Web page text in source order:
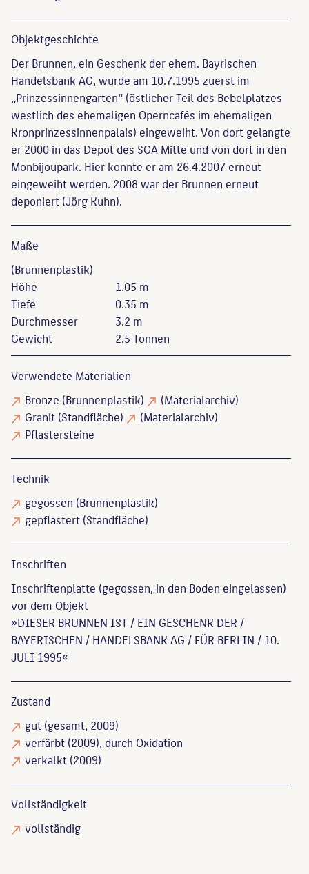
Objekt­geschichte
Der Brunnen, ein Geschenk der ehem. Bayrischen
Handelsbank AG, wurde am 10.7.1995 zuerst im
„Prinzessinnengarten“ (östlicher Teil des Bebelplatzes
westlich des ehemaligen Operncafés im ehemaligen
Kronprinzessinnenpalais) eingeweiht. Von dort gelangte
er 2000 in das Depot des SGA Mitte und von dort in den
Monbijoupark. Hier konnte er am 26.4.2007 erneut
eingeweiht werden. 2008 war der Brunnen erneut
deponiert (Jörg Kuhn).
Maße
(Brunnenplastik)
Höhe
Tiefe
Durchmesser
Gewicht
1.05 m
0.35 m
3.2 m
2.5 Tonnen
Verwendete Materialien
Bronze (Brunnenplastik)
(Materialarchiv)
Granit(Standfläche)
(Materialarchiv)
Pflastersteine
Technik
gegossen (Brunnenplastik)
gepflastert(Standfläche)
Inschriften
Inschriftenplatte (gegossen, in den Boden eingelassen)
vor dem Objekt
»DIESER BRUNNEN IST / EIN GESCHENK DER /
BAYERISCHEN / HANDELSBANK AG / FÜR BERLIN / 10.
JULI 1995«
Zustand
gut(gesamt, 2009)
verfärbt(2009), durch Oxidation
verkalkt(2009)
Vollständigkeit
vollständig